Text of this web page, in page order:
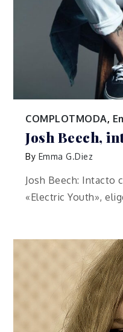
COMPLOTMODA,
Josh Beech,
By Emma G.Diez
Josh Beech: Intacto
«Electric Youth»,